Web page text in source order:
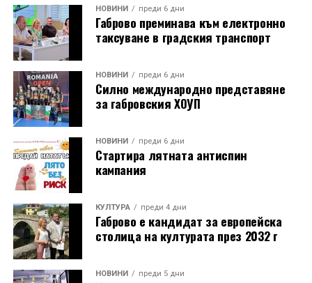
Години след разрушаването на кулата се заражда
инициатива за нейното възстановяване, обединила
местни културни дейци – сред тях творецът Иван
Койчев и етнографът Бонка Тихова. Усилията им се
увенчават с успех и на 8 септември 1984 година
часовниковата кула, с работещия век по-рано
механизъм, е официално открита наново. Самият
механизъм е възстановен година по-рано, през 1983
г., от майстор Илия Ковачев, който изковава
липсващите му части. Днес неговият син, Иван
Ковачев, продължава делото на баща си, като се
грижи за техническата поддръжка на механизма и
отстранява евентуални повреди.
Разказаната от Симеонов история разкрива и
любопитен детайл около самото местоположение на
новата кула. Архитект Илия Лефтеров е трябвало да
НОВИНИ преди 6 дни
Габрово преминава към електронно
таксуване в градския транспорт
НОВИНИ преди 6 дни
Силно международно представяне
за габровския ХОУП
НОВИНИ преди 6 дни
Стартира лятната антиспин
кампания
КУЛТУРА преди 4 дни
Габрово е кандидат за европейска
столица на културата през 2032 г
НОВИНИ преди 5 дни